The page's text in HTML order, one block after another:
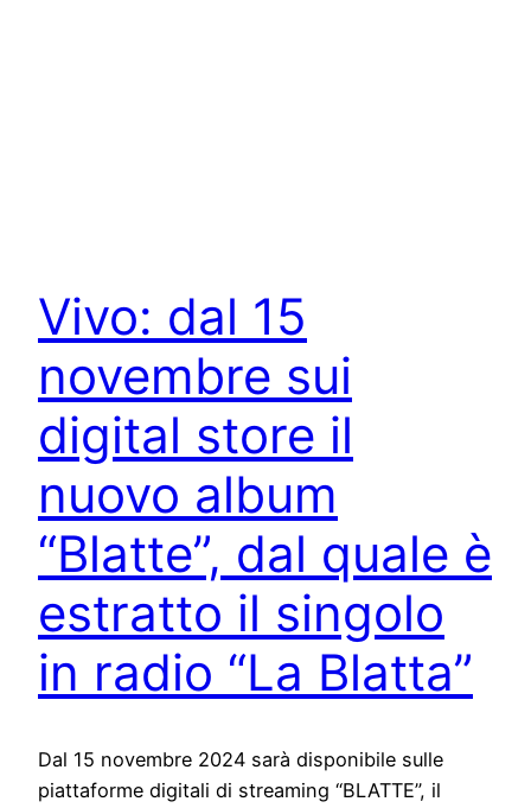
Vivo: dal 15
novembre sui
digital store il
nuovo album
“Blatte”, dal quale è
estratto il singolo
in radio “La Blatta”
Dal 15 novembre 2024 sarà disponibile sulle
piattaforme digitali di streaming “BLATTE”, il